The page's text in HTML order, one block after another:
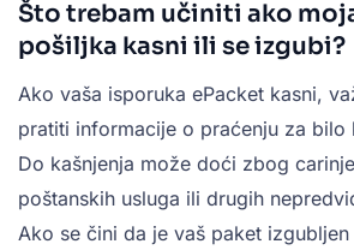
Što trebam učiniti ako
pošiljka kasni ili se izgubi?
Ako vaša isporuka ePacket kasni,
pratiti informacije o praćenju za bilo
Do kašnjenja može doći zbog
poštanskih usluga ili drugih
Ako se čini da je vaš paket